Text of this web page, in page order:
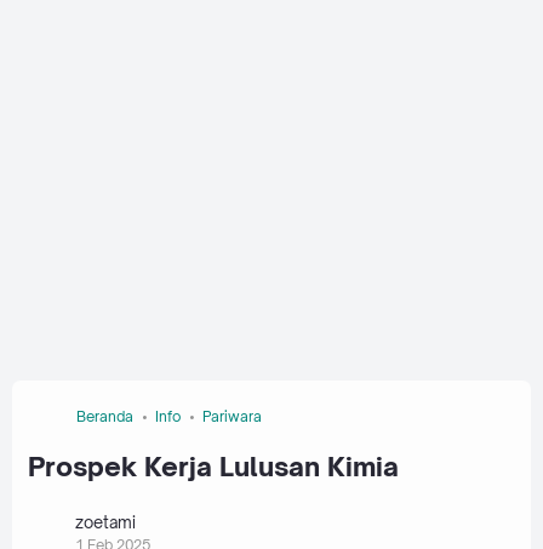
Beranda Info Pariwara
Prospek Kerja Lulusan Kimia
zoetami
1 Feb 2025